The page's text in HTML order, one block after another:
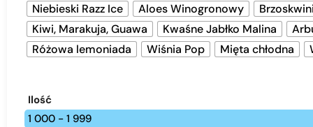
Niebieski Razz Ice
Aloes Winogronowy
Kiwi, Marakuja, Guawa
Kwaśne Jabłko Malina
Różowa lemoniada
Wiśnia Pop Mięta chłodna
Ilość
1 000 - 1 999